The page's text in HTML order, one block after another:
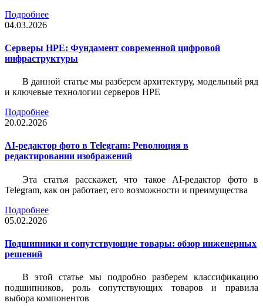
Подробнее
04.03.2026
Серверы HPE: Фундамент современной цифровой
инфраструктуры
В данной статье мы разберем архитектуру, модельный ряд
и ключевые технологии серверов HPE
Подробнее
20.02.2026
AI-редактор фото в Telegram: Революция в
редактировании изображений
Эта статья расскажет, что такое AI-редактор фото в
Telegram, как он работает, его возможности и преимущества
Подробнее
05.02.2026
Подшипники и сопутствующие товары: обзор инженерных
решений
В этой статье мы подробно разберем классификацию
подшипников, роль сопутствующих товаров и правила
выбора компонентов